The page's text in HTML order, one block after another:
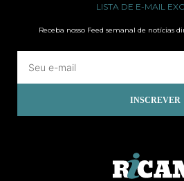
LISTA DE E-MAIL
Receba nosso Feed semanal de notícias
INSCREVER